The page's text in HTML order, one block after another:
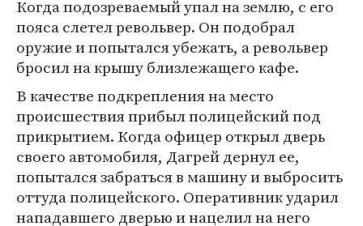
Когда подозреваемый упал на землю, с его
пояса слетел револьвер. Он подобрал
оружие и попытался убежать, а револьвер
бросил на крышу близлежащего кафе.
В качестве подкрепления на место
происшествия прибыл полицейский под
прикрытием. Когда офицер открыл дверь
своего автомобиля, Дагрей дернул ее,
попытался забраться в машину и выбросить
оттуда полицейского. Оперативник ударил
нападавшего дверью и нацелил на него